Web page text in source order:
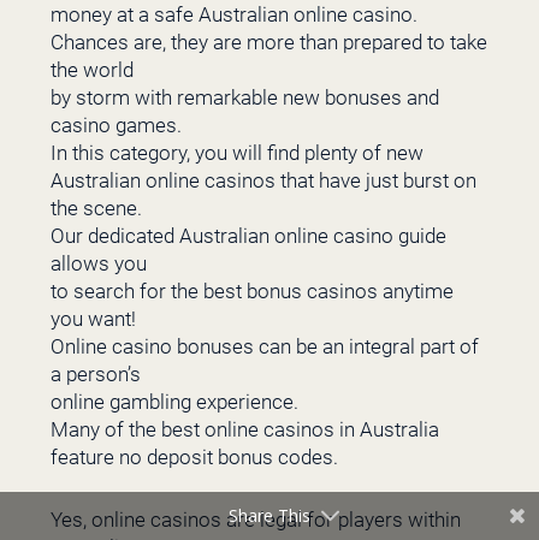
money at a safe Australian online casino.
Chances are, they are more than prepared to take
the world
by storm with remarkable new bonuses and
casino games.
In this category, you will find plenty of new
Australian online casinos that have just burst on
the scene.
Our dedicated Australian online casino guide
allows you
to search for the best bonus casinos anytime
you want!
Online casino bonuses can be an integral part of
a person’s
online gambling experience.
Many of the best online casinos in Australia
feature no deposit bonus codes.
Yes, online casinos are legal for players within
Share This